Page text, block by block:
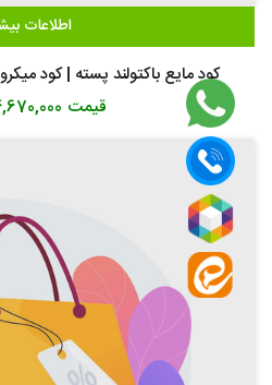
اطلاعات
کود مایع باکتولند پسته | کود
قیمت 4,670,000